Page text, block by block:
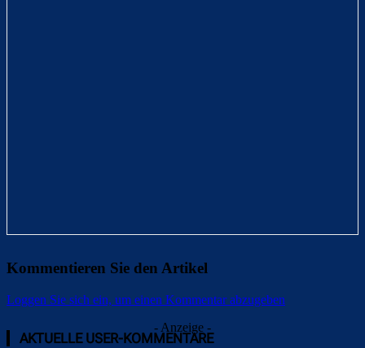
Kommentieren Sie den Artikel
Loggen Sie sich ein, um einen Kommentar abzugeben
- Anzeige -
AKTUELLE USER-KOMMENTARE